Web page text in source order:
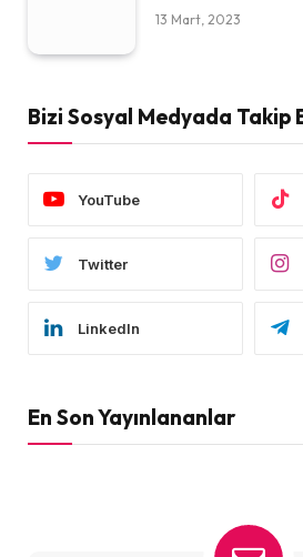
13 Mart, 2023
Bizi Sosyal Medyada Takip
YouTube
Twitter
LinkedIn
En Son Yayınlananlar